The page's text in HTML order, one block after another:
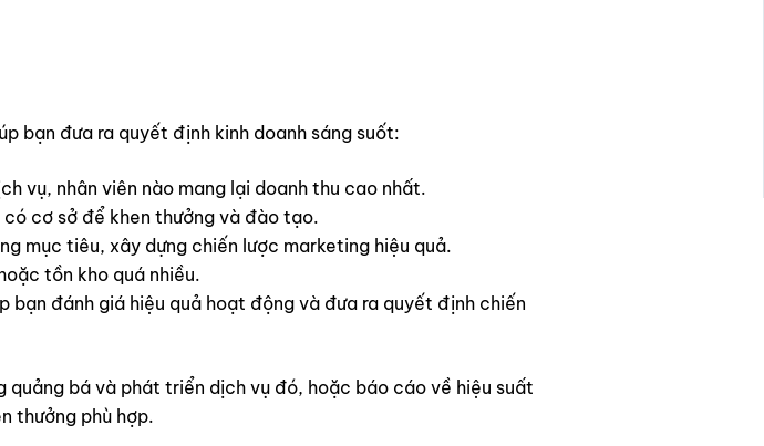
bạn đưa ra quyết định kinh doanh sáng suốt:
vụ, nhân viên nào mang lại doanh thu cao nhất.
cơ sở để khen thưởng và đào tạo.
mục tiêu, xây dựng chiến lược marketing hiệu quả.
tồn kho quá nhiều.
bạn đánh giá hiệu quả hoạt động và đưa ra quyết định chiến
bá và phát triển dịch vụ đó, hoặc báo cáo về hiệu suất
thưởng phù hợp.